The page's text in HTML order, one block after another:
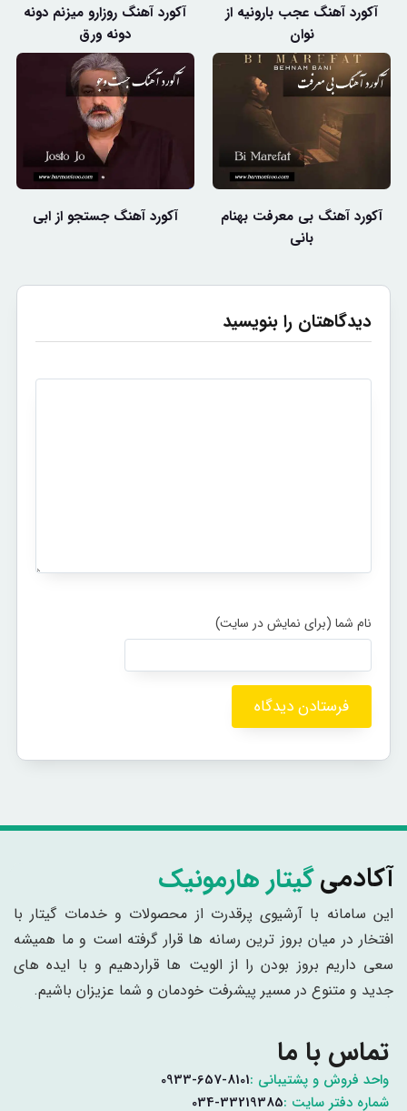
آکورد آهنگ عجب بارونیه از
نوان
آکورد آهنگ روزارو میزنم دونه
دونه ورق
آکورد آهنگ بی معرفت بهنام
بانی
آکورد آهنگ جستجو از ابی
دیدگاهتان را بنویسید
آکادمیگیتار هارمونیک
این سامانه با آرشیوی پرقدرت از محصولات و خدمات گیتار با
افتخار در میان بروز ترین رسانه ها قرار گرفته است و ما همیشه
سعی داریم بروز بودن را از الویت ها قراردهیم و با ایده های
جدید و متنوع در مسیر پیشرفت خودمان و شما عزیزان باشیم.
تماس با ما
واحد فروش و پشتیبانی :0933-657-8101
شماره دفتر سایت :034-33219385